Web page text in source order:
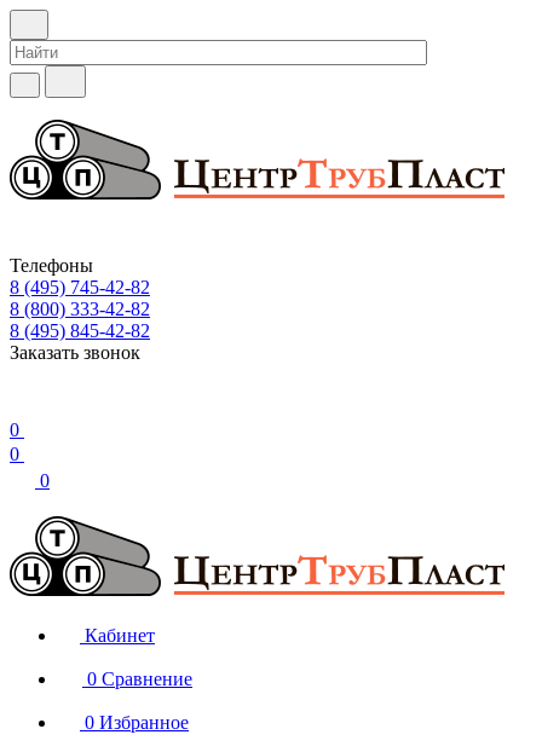
Телефоны
8 (495) 745-42-82
8 (800) 333-42-82
8 (495) 845-42-82
Заказать звонок
0
0
0
Кабинет
0 Сравнение
0 Избранное